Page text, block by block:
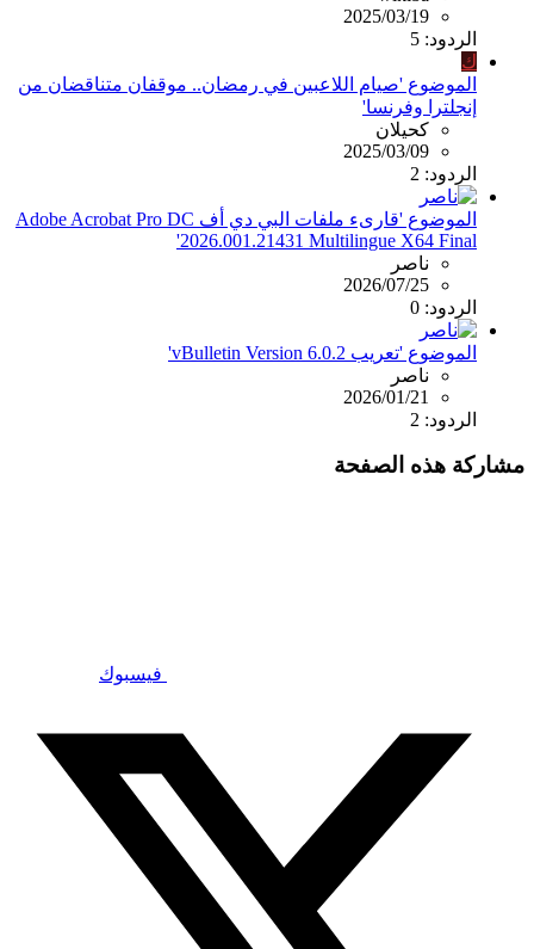
2025/03/19
الردود: 5
ك
الموضوع 'صيام اللاعبين في رمضان.. موقفان متناقضان من
إنجلترا وفرنسا'
كحيلان
2025/03/09
الردود: 2
الموضوع 'قارىء ملفات البي دي أف Adobe Acrobat Pro DC
2026.001.21431 Multilingue X64 Final'
ناصر
2026/07/25
الردود: 0
الموضوع 'تعريب vBulletin Version 6.0.2'
ناصر
2026/01/21
الردود: 2
مشاركة هذه الصفحة
فيسبوك